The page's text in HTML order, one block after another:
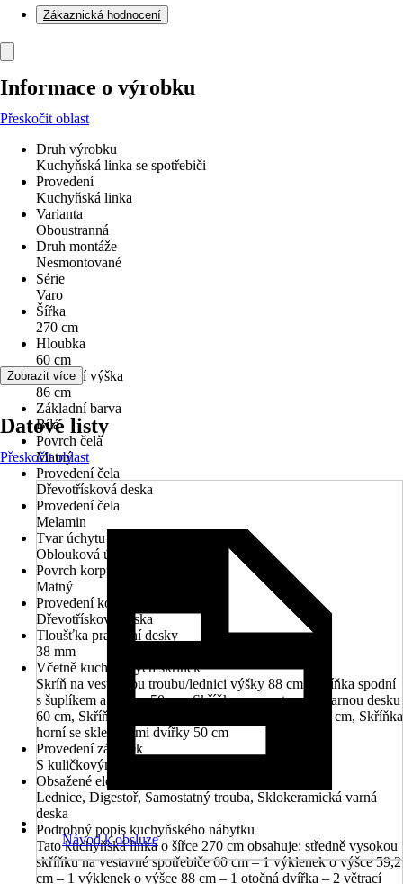
Zákaznická hodnocení
Informace o výrobku
Přeskočit oblast
Druh výrobku
Kuchyňská linka se spotřebiči
Provedení
Kuchyňská linka
Varianta
Oboustranná
Druh montáže
Nesmontované
Série
Varo
Šířka
270 cm
Hloubka
60 cm
Pracovní výška
86 cm
Základní barva
Bílá
Povrch čela
Matný
Provedení čela
Dřevotřísková deska
Provedení čela
Melamin
Tvar úchytu
Oblouková úchytka
Povrch korpusu
Matný
Provedení korpusu
Dřevotřísková deska
Tloušťka pracovní desky
38 mm
Včetně kuchyňských skříněk
Skríň na vestavnou troubu/lednici výšky 88 cm, Skříňka spodní
s šuplíkem a dvířky 50 cm, Skříňka pro vestavnou varnou desku
60 cm, Skříňka pod dřez 100 cm, Skříňka horní 100 cm, Skříňka
horní se skleněnými dvířky 50 cm
Provedení zásuvek
S kuličkovým vedením a rámem z hoblinové desky
Obsažené elektrické spotřebiče
Lednice, Digestoř, Samostatný trouba, Sklokeramická varná
deska
Podrobný popis kuchyňského nábytku
Tato kuchyňská linka o šířce 270 cm obsahuje: středně vysokou
skříňku na vestavné spotřebiče 60 cm – 1 výklenek o výšce 59,2
cm – 1 výklenek o výšce 88 cm – 1 otočná dvířka – 2 větrací
Zobrazit více
Datové listy
Přeskočit oblast
Návod k obsluze